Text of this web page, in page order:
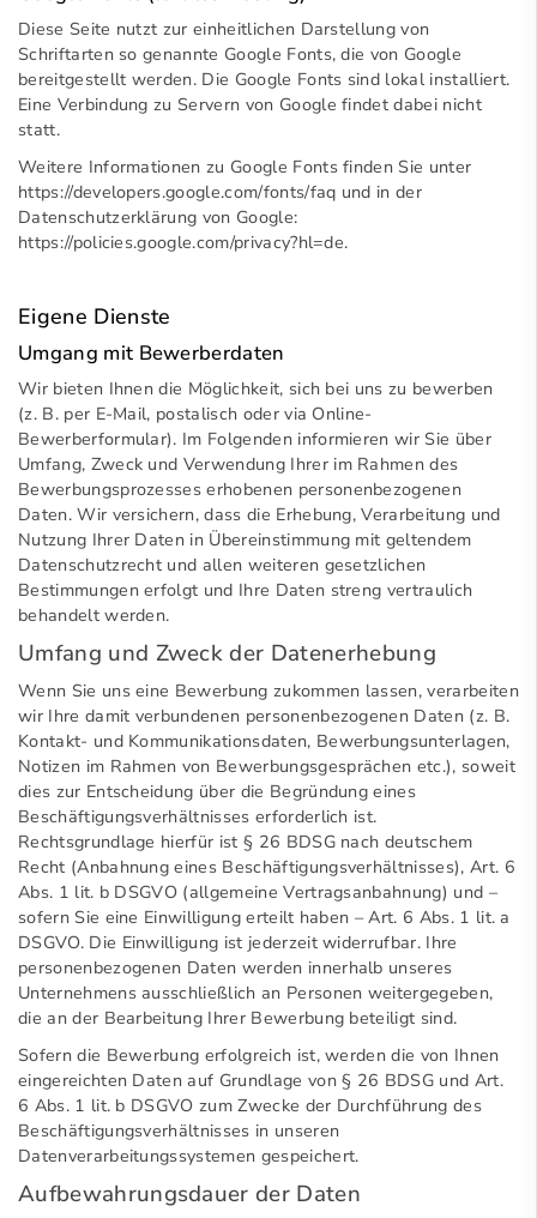
Diese Seite nutzt zur einheitlichen Darstellung von
Schriftarten so genannte Google Fonts, die von Google
bereitgestellt werden. Die Google Fonts sind lokal installiert.
Eine Verbindung zu Servern von Google findet dabei nicht
statt.
Weitere Informationen zu Google Fonts finden Sie unter
https://developers.google.com/fonts/faq und in der
Datenschutzerklärung von Google:
https://policies.google.com/privacy?hl=de.
Eigene Dienste
Umgang mit Bewerberdaten
Wir bieten Ihnen die Möglichkeit, sich bei uns zu bewerben
(z. B. per E-Mail, postalisch oder via Online-
Bewerberformular). Im Folgenden informieren wir Sie über
Umfang, Zweck und Verwendung Ihrer im Rahmen des
Bewerbungsprozesses erhobenen personenbezogenen
Daten. Wir versichern, dass die Erhebung, Verarbeitung und
Nutzung Ihrer Daten in Übereinstimmung mit geltendem
Datenschutzrecht und allen weiteren gesetzlichen
Bestimmungen erfolgt und Ihre Daten streng vertraulich
behandelt werden.
Umfang und Zweck der Datenerhebung
Wenn Sie uns eine Bewerbung zukommen lassen, verarbeiten
wir Ihre damit verbundenen personenbezogenen Daten (z. B.
Kontakt- und Kommunikationsdaten, Bewerbungsunterlagen,
Notizen im Rahmen von Bewerbungsgesprächen etc.), soweit
dies zur Entscheidung über die Begründung eines
Beschäftigungsverhältnisses erforderlich ist.
Rechtsgrundlage hierfür ist § 26 BDSG nach deutschem
Recht (Anbahnung eines Beschäftigungsverhältnisses), Art. 6
Abs. 1 lit. b DSGVO (allgemeine Vertragsanbahnung) und –
sofern Sie eine Einwilligung erteilt haben – Art. 6 Abs. 1 lit. a
DSGVO. Die Einwilligung ist jederzeit widerrufbar. Ihre
personenbezogenen Daten werden innerhalb unseres
Unternehmens ausschließlich an Personen weitergegeben,
die an der Bearbeitung Ihrer Bewerbung beteiligt sind.
Sofern die Bewerbung erfolgreich ist, werden die von Ihnen
eingereichten Daten auf Grundlage von § 26 BDSG und Art.
6 Abs. 1 lit. b DSGVO zum Zwecke der Durchführung des
Beschäftigungsverhältnisses in unseren
Datenverarbeitungssystemen gespeichert.
Aufbewahrungsdauer der Daten